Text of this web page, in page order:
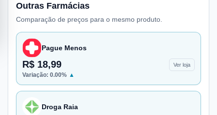
Outras Farmácias
Comparação de preços para o mesmo produto.
Pague Menos
R$ 18,99 Ver loja
Variação: 0.00% ▲
Droga Raia